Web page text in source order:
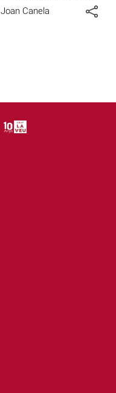
Joan Canela